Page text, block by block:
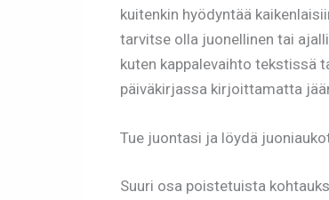
kuitenkin hyödyntää
tarvitse olla juonellinen tai
kuten kappalevaihto tekstissä
päiväkirjassa kirjoittamatta
Tue juontasi ja löydä
Suuri osa poistetuista